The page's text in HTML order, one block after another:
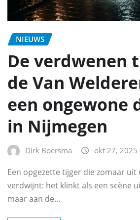
NIEUWS
De verdwenen
de Van
een ongewone
in Nijmegen
Dirk Boersma okt 27, 2025
Een opgezette tijger die zomaar uit
verdwijnt: het klinkt als een scène
maar aan de…